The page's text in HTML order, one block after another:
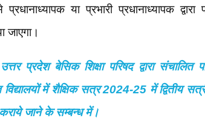
या प्रभारी प्रधानाध्यापक द्वारा
जाएगा।
उत्तर प्रदेश बेसिक शिक्षा परिषद द्वारा संचालित
विद्यालयों में शैक्षिक सत्र 2024-25 में द्वितीय
जाने के सम्बन्ध में।